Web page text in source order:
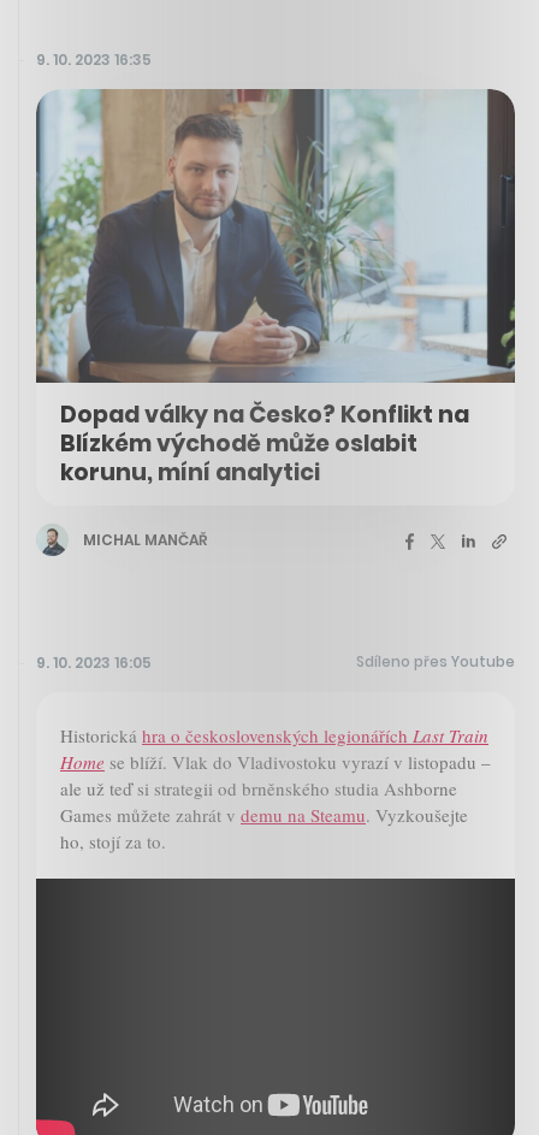
9. 10. 2023 16:35
Dopad války na Česko? Konflikt na
Blízkém východě může oslabit
korunu, míní analytici
MICHAL MANČAŘ
9. 10. 2023 16:05 Sdíleno přes Youtube
Historická hra o československých legionářích Last Train
Home se blíží. Vlak do Vladivostoku vyrazí v listopadu –
ale už teď si strategii od brněnského studia Ashborne
Games můžete zahrát v demu na Steamu. Vyzkoušejte
ho, stojí za to.